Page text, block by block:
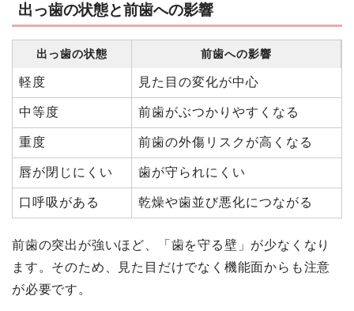
出っ歯の状態と前歯への影響
出っ歯の状態 前歯への影響
軽度 見た目の変化が中心
中等度 前歯がぶつかりやすくなる
重度 前歯の外傷リスクが高くなる
唇が閉じにくい 歯が守られにくい
口呼吸がある 乾燥や歯並び悪化につながる
前歯の突出が強いほど、「歯を守る壁」が少なくなり
ます。そのため、見た目だけでなく機能面からも注意
が必要です。